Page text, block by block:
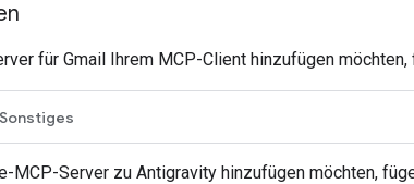
für Gmail Ihrem MCP-Client hinzufügen
Sonstiges
MCP-Server zu Antigravity hinzufügen möchten,